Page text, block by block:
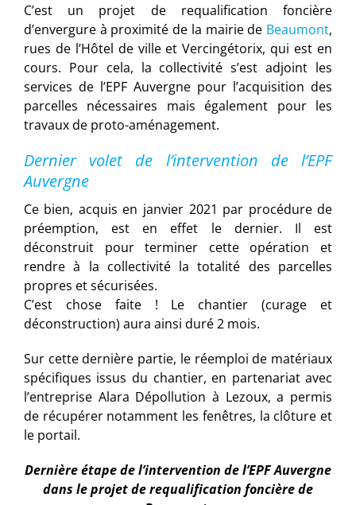
C’est un projet de requalification foncière
d’envergure à proximité de la mairie de Beaumont,
rues de l’Hôtel de ville et Vercingétorix, qui est en
cours. Pour cela, la collectivité s’est adjoint les
services de l’EPF Auvergne pour l’acquisition des
parcelles nécessaires mais également pour les
travaux de proto-aménagement.
Dernier volet de l’intervention de l’EPF
Auvergne
Ce bien, acquis en janvier 2021 par procédure de
préemption, est en effet le dernier. Il est
déconstruit pour terminer cette opération et
rendre à la collectivité la totalité des parcelles
propres et sécurisées.
C’est chose faite ! Le chantier (curage et
déconstruction) aura ainsi duré 2 mois.
Sur cette dernière partie, le réemploi de matériaux
spécifiques issus du chantier, en partenariat avec
l’entreprise Alara Dépollution à Lezoux, a permis
de récupérer notamment les fenêtres, la clôture et
le portail.
Dernière étape de l’intervention de l’EPF Auvergne
dans le projet de requalification foncière de